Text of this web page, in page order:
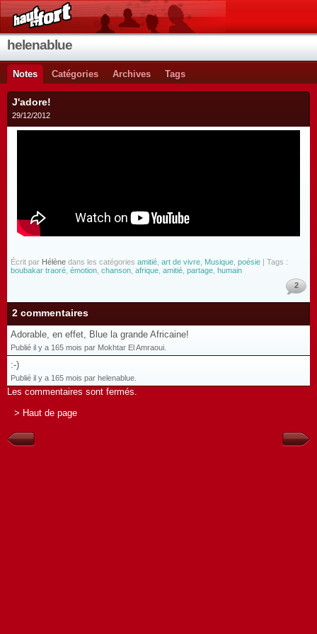
helenablue
Notes Catégories Archives Tags
J'adore!
29/12/2012
Écrit par Hélène dans les catégories amitié art de vivre Musique poésie | Tags :
boubakar traoré émotion chanson afrique amitié partage humain
2
2 commentaires
Adorable, en effet, Blue la grande Africaine!
Publié il y a 165 mois par Mokhtar El Amraoui.
:-)
Publié il y a 165 mois par helenablue.
Les commentaires sont fermés.
> Haut de page